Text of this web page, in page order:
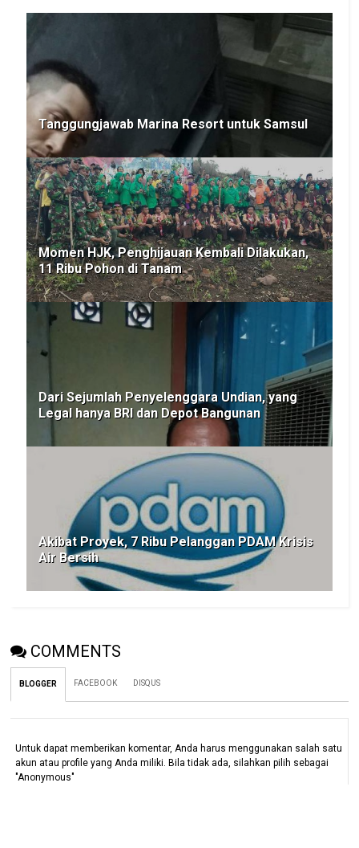
Tanggungjawab Marina Resort untuk Samsul
Momen HJK, Penghijauan Kembali Dilakukan,
11 Ribu Pohon di Tanam
Dari Sejumlah Penyelenggara Undian, yang
Legal hanya BRI dan Depot Bangunan
Akibat Proyek, 7 Ribu Pelanggan PDAM Krisis
Air Bersih
COMMENTS
BLOGGER FACEBOOK DISQUS
Untuk dapat memberikan komentar, Anda harus menggunakan salah satu
akun atau profile yang Anda miliki. Bila tidak ada, silahkan pilih sebagai
"Anonymous"